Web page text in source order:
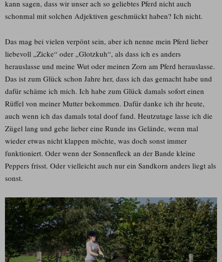
kann sagen, dass wir unser ach so geliebtes Pferd nicht auch
schonmal mit solchen Adjektiven geschmückt haben? Ich nicht.
Das mag bei vielen verpönt sein, aber ich nenne mein Pferd lieber
liebevoll „Zicke“ oder „Glotzkuh“, als dass ich es anders
herauslasse und meine Wut oder meinen Zorn am Pferd herauslasse.
Das ist zum Glück schon Jahre her, dass ich das gemacht habe und
dafür schäme ich mich. Ich habe zum Glück damals sofort einen
Rüffel von meiner Mutter bekommen. Dafür danke ich ihr heute,
auch wenn ich das damals total doof fand. Heutzutage lasse ich die
Zügel lang und gehe lieber eine Runde ins Gelände, wenn mal
wieder etwas nicht klappen möchte, was doch sonst immer
funktioniert. Oder wenn der Sonnenfleck an der Bande kleine
Peppers frisst. Oder vielleicht auch nur ein Sandkorn anders liegt als
sonst.